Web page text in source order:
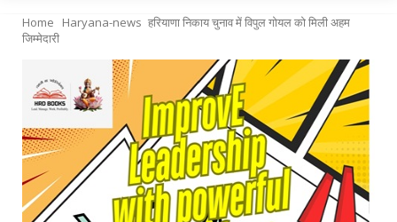
Home Haryana-news हरियाणा निकाय चुनाव में विपुल गोयल को मिली अहम
जिम्मेदारी